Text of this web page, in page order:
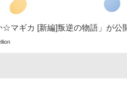
マギカ [新編]叛逆の物語」が公